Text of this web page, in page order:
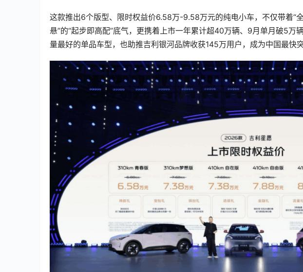
这款推出6个版型、限时权益价6.58万-9.58万元的纯电小车，不仅带着“
悬”的“起步即高配”底气，更携着上市一年累计超40万辆、9月单月破5万
量最好的单品车型，也助推吉利银河品牌收获145万用户，成为中国最快